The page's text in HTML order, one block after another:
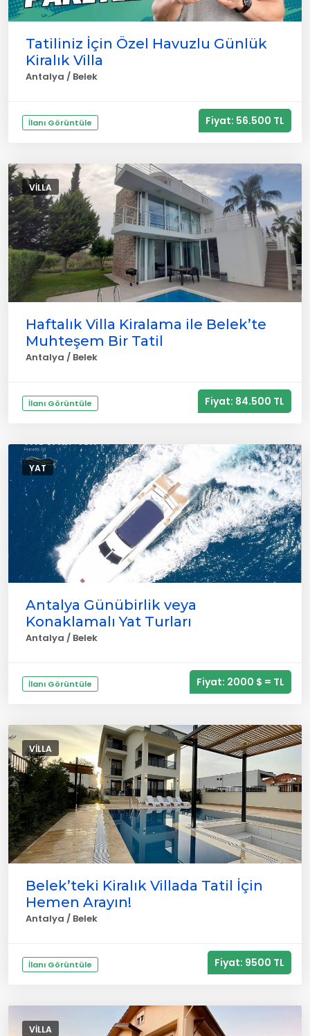
Tatiliniz İçin Özel Havuzlu Günlük
Kiralık Villa
Antalya / Belek
İlanı Görüntüle Fiyat: 56.500 TL
VILLA
Haftalık Villa Kiralama ile Belek’te
Muhteşem Bir Tatil
Antalya / Belek
İlanı Görüntüle Fiyat: 84.500 TL
YAT
Antalya Günübirlik veya
Konaklamalı Yat Turları
Antalya / Belek
İlanı Görüntüle Fiyat: 2000 $ = TL
VILLA
Belek’teki Kiralık Villada Tatil İçin
Hemen Arayın!
Antalya / Belek
İlanı Görüntüle Fiyat: 9500 TL
VILLA